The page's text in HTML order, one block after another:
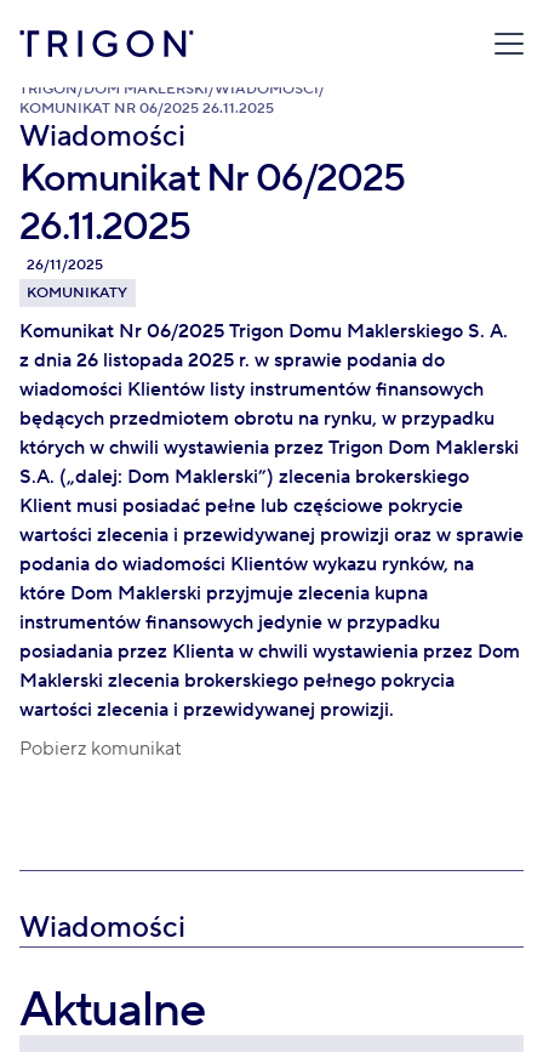
TRIGON/DOM MAKLERSKI/WIADOMOŚCI/
KOMUNIKAT NR 06/2025 26.11.2025
Wiadomości
Komunikat Nr 06/2025
26.11.2025
26/11/2025
KOMUNIKATY
Komunikat Nr 06/2025 Trigon Domu Maklerskiego S. A.
z dnia 26 listopada 2025 r. w sprawie podania do
wiadomości Klientów listy instrumentów finansowych
będących przedmiotem obrotu na rynku, w przypadku
których w chwili wystawienia przez Trigon Dom Maklerski
S.A. („dalej: Dom Maklerski”) zlecenia brokerskiego
Klient musi posiadać pełne lub częściowe pokrycie
wartości zlecenia i przewidywanej prowizji oraz w sprawie
podania do wiadomości Klientów wykazu rynków, na
które Dom Maklerski przyjmuje zlecenia kupna
instrumentów finansowych jedynie w przypadku
posiadania przez Klienta w chwili wystawienia przez Dom
Maklerski zlecenia brokerskiego pełnego pokrycia
wartości zlecenia i przewidywanej prowizji.
Pobierz komunikat
Wiadomości
Aktualne